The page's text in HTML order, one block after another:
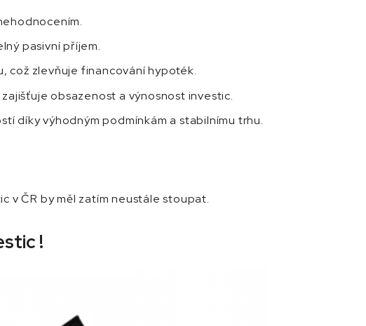
pasivní příjem.
což zlevňuje financování hypoték.
obsazenost a výnosnost investic.
díky výhodným podmínkám a stabilnímu trhu.
v ČR by měl zatím neustále stoupat.
!